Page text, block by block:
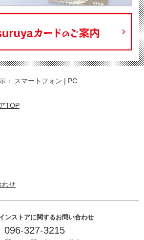
： スマートフォン | PC
TOP
わせ
ンストアに関するお問い合わせ
096-327-3215